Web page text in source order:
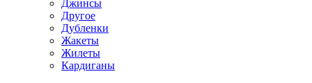
Джинсы
Другое
Дубленки
Жакеты
Жилеты
Кардиганы